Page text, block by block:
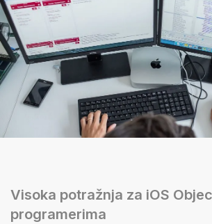
Visoka potražnja za iOS
programerima